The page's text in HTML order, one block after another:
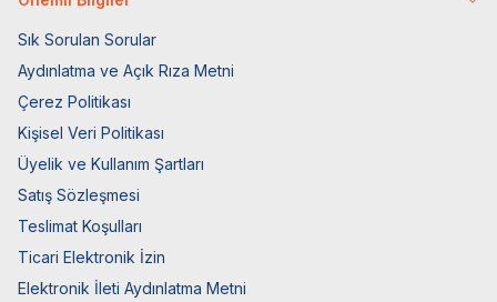
Sık Sorulan Sorular
Aydınlatma ve Açık Rıza Metni
Çerez Politikası
Kişisel Veri Politikası
Üyelik ve Kullanım Şartları
Satış Sözleşmesi
Teslimat Koşulları
Ticari Elektronik İzin
Elektronik İleti Aydınlatma Metni